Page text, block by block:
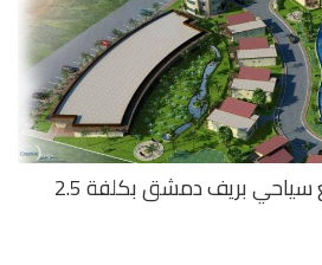
منح رخصة تشييد لمجمع سياحي بريف دمشق بكلفة 2.5